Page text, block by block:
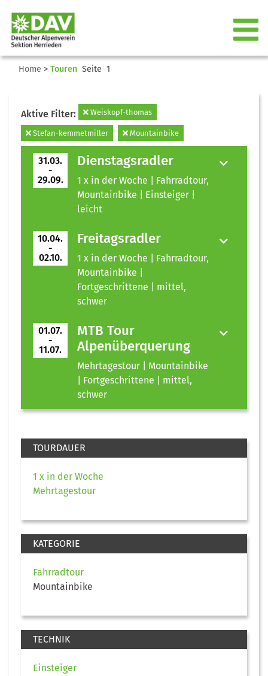
Home > Touren Seite 1
Aktive Filter: Weiskopf-thomas
Stefan-kemmetmiller Mountainbike
31.03.
-
29.09.
Dienstagsradler
1 x in der Woche | Fahrradtour,
Mountainbike | Einsteiger |
leicht
10.04.
-
02.10.
Freitagsradler
1 x in der Woche | Fahrradtour,
Mountainbike |
Fortgeschrittene | mittel,
schwer
01.07.
-
11.07.
MTB Tour
Alpenüberquerung
Mehrtagestour | Mountainbike
| Fortgeschrittene | mittel,
schwer
TOURDAUER
1 x in der Woche
Mehrtagestour
KATEGORIE
Fahrradtour
Mountainbike
TECHNIK
Einsteiger